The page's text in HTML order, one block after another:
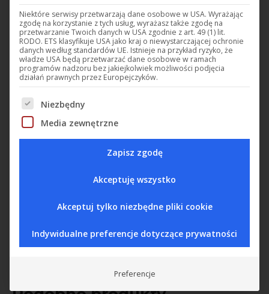
Udostępnij ten produkt
Share
on
Share
on
Share
on
Share
on
Zastosowania
tak
Niektóre serwisy przetwarzają dane osobowe w USA. Wyrażając
zgodę na korzystanie z tych usług, wyrażasz także zgodę na
przetwarzanie Twoich danych w USA zgodnie z art. 49 (1) lit.
RODO. ETS klasyfikuje USA jako kraj o niewystarczającej ochronie
danych według standardów UE. Istnieje na przykład ryzyko, że
władze USA będą przetwarzać dane osobowe w ramach
programów nadzoru bez jakiejkolwiek możliwości podjęcia
działań prawnych przez Europejczyków.
Poniżej znajduje się lista grup usług, w przypadku
Niezbędny
Media zewnętrzne
Zapisz zgodę
Akceptuję wszystko
Akceptuj tylko niezbędne pliki cookie
Indywidualne preferencje dotyczące prywatności
Preferencje